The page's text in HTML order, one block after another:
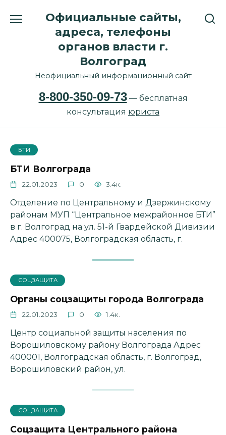
Официальные сайты,
адреса, телефоны
органов власти г.
Волгоград
Неофициальный информационный сайт
8-800-350-09-73— бесплатная
консультация юриста
БТИ
БТИ Волгограда
22.01.2023 0 3.4к.
Отделение по Центральному и Дзержинскому
районам МУП “Центральное межрайонное БТИ”
в г. Волгоград на ул. 51-й Гвардейской Дивизии
Адрес 400075, Волгоградская область, г.
СОЦЗАЩИТА
Органы соцзащиты города Волгограда
22.01.2023 0 1.4к.
Центр социальной защиты населения по
Ворошиловскому району Волгограда Адрес
400001, Волгоградская область, г. Волгоград,
Ворошиловский район, ул.
СОЦЗАЩИТА
Соцзащита Центрального района